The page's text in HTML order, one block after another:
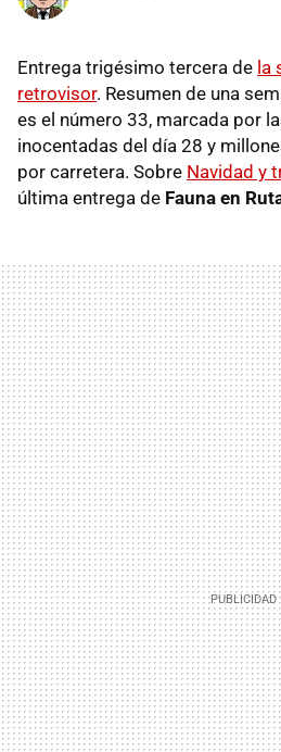
Entrega trigésimo tercera de la
retrovisor. Resumen de una
es el número 33, marcada por
inocentadas del día 28 y
por carretera. Sobre Navidad y
última entrega de Fauna en